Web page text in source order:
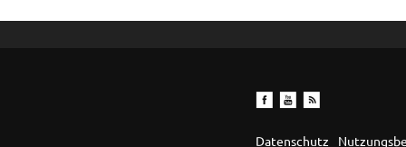
Datenschutz